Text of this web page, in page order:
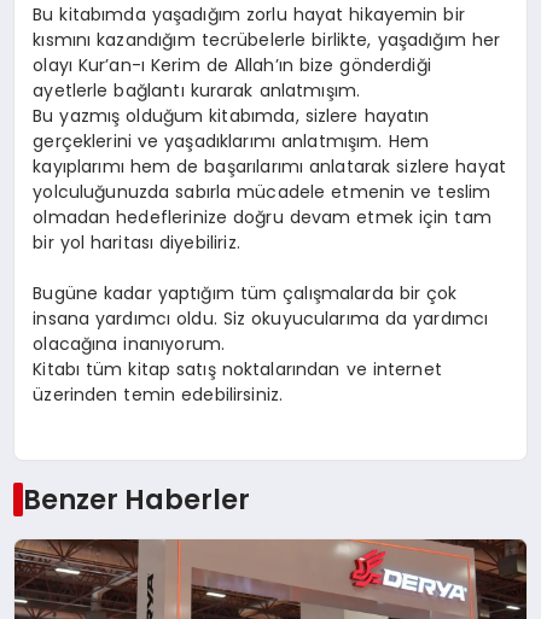
Bu kitabımda yaşadığım zorlu hayat hikayemin bir
kısmını kazandığım tecrübelerle birlikte, yaşadığım her
olayı Kur’an-ı Kerim de Allah’ın bize gönderdiği
ayetlerle bağlantı kurarak anlatmışım.
Bu yazmış olduğum kitabımda, sizlere hayatın
gerçeklerini ve yaşadıklarımı anlatmışım. Hem
kayıplarımı hem de başarılarımı anlatarak sizlere hayat
yolculuğunuzda sabırla mücadele etmenin ve teslim
olmadan hedeflerinize doğru devam etmek için tam
bir yol haritası diyebiliriz.
Bugüne kadar yaptığım tüm çalışmalarda bir çok
insana yardımcı oldu. Siz okuyucularıma da yardımcı
olacağına inanıyorum.
Kitabı tüm kitap satış noktalarından ve internet
üzerinden temin edebilirsiniz.
Benzer Haberler